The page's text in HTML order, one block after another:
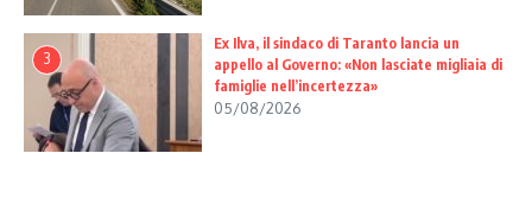
3
Ex Ilva, il sindaco di Taranto lancia un
appello al Governo: «Non lasciate migliaia di
famiglie nell’incertezza»
05/08/2026